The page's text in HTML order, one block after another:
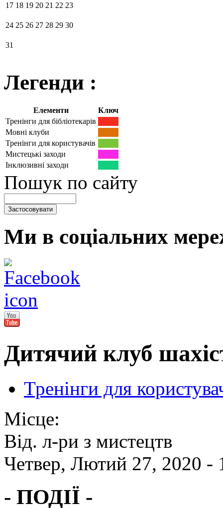
17 18 19 20 21 22 23
24 25 26 27 28 29 30
31
Легенди :
Елементи
Ключ
Тренінги для бібліотекарів
Мовні клуби
Тренінги для користувачів
Мистецькі заходи
Інклюзивні заходи
Пошук по сайту
Ми в соціальних
Дитячий клуб
Тренінги для
Місце:
Від. л-ри з мистецтв
Четвер, Лютий 27, 2020 -
- ПОДІЇ -